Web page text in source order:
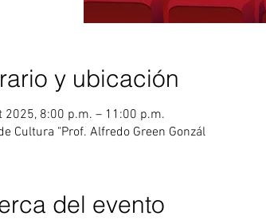
y ubicación
2025, 8:00 p.m. – 11:00 p.m.
Cultura "Prof. Alfredo Green Gonzál
del evento